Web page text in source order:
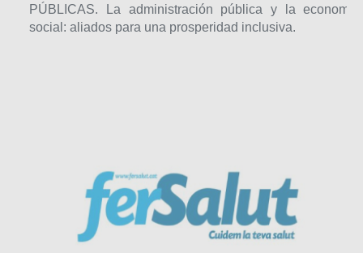
PÚBLICAS. La administración pública y la economía
social: aliados para una prosperidad inclusiva.